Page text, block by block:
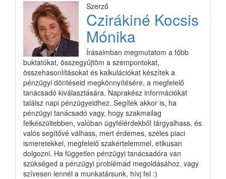
Szerző
Czirákiné Kocsis
Mónika
Írásaimban megmutatom a főbb
buktatókat, összegyűjtöm a szempontokat,
összehasonlításokat és kalkulációkat készítek a
pénzügyi döntéseid megkönnyítésére, a megfelelő
tanácsadó kiválasztására. Naprakész információkat
találsz napi pénzügyeidhez. Segítek akkor is, ha
pénzügyi tanácsadó vagy, hogy szakmailag
felkészültebben, valóban ügyfélérdekből tárgyalhass, és
valós segítővé válhass, mert érdemes, széles piaci
ismeretekkel, megfelelő szakértelemmel, etikusan
dolgozni. Ha független pénzügyi tanácsadóra van
szükséged a pénzügyi problémád megoldásához, vagy
szívesen lennél a munkatársunk, hívj fel :)